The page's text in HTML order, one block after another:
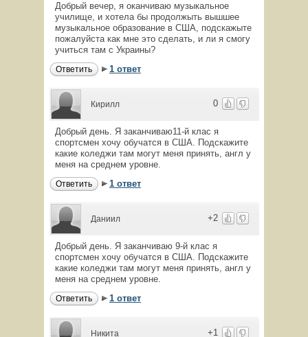
Добрый вечер, я оканчиваю музыкальное
училище, и хотела бы продолжыть вышшее
музыкальное образование в США, подскажыте
пожалуйста как мне это сделать, и ли я смогу
учиться там с Украины?
Ответить 1 ответ
0
Кирилл
Добрый день. Я заканчиваю11-й клас я
спортсмен хочу обучатся в США. Подскажите
какие коледжи там могут меня принять, англ у
меня на среднем уровне.
Ответить 1 ответ
+2
Даниил
Добрый день. Я заканчиваю 9-й клас я
спортсмен хочу обучатся в США. Подскажите
какие коледжи там могут меня принять, англ у
меня на среднем уровне.
Ответить 1 ответ
+1
Никита